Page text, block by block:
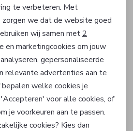
Frank Walder
Rok
85,99
Frank Walder
Rok
119,99
cookies
te verbeteren. Met
zorgen we dat de website goed
wij samen met 2
en marketingcookies om jouw
gepersonaliseerde
relevante advertenties aan te
welke cookies je
voor alle cookies, of
je voorkeuren aan te passen.
cookies? Kies dan